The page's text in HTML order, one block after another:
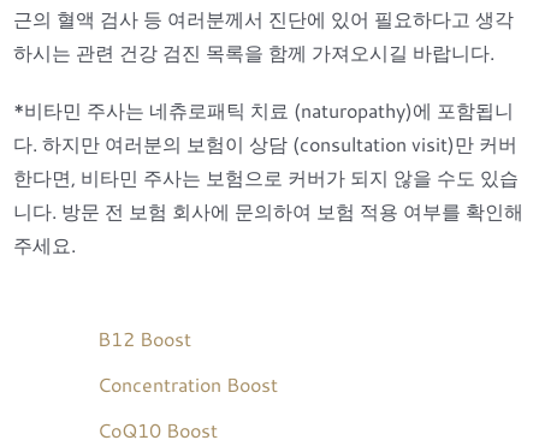
근의 혈액 검사 등 여러분께서 진단에 있어 필요하다고 생각
하시는 관련 건강 검진 목록을 함께 가져오시길 바랍니다.
*비타민 주사는 네츄로패틱 치료 (naturopathy)에 포함됩니
다. 하지만 여러분의 보험이 상담 (consultation visit)만 커버
한다면, 비타민 주사는 보험으로 커버가 되지 않을 수도 있습
니다. 방문 전 보험 회사에 문의하여 보험 적용 여부를 확인해
주세요.
B12 Boost
Concentration Boost
CoQ10 Boost